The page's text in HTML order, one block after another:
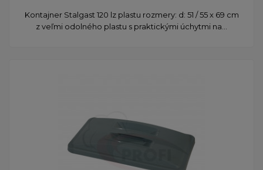
Kontajner Stalgast 120 l ​ z plastu rozmery: d: 51 / 55 x 69 cm
z veľmi odolného plastu s praktickými úchytmi na...